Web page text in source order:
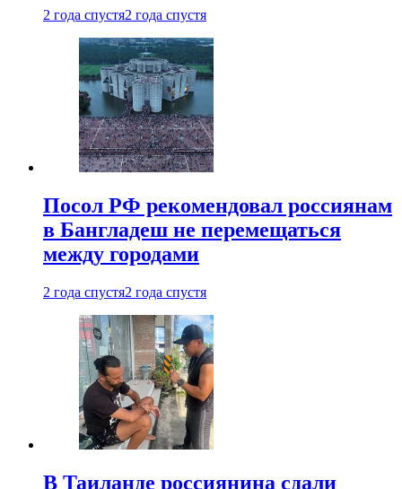
2 года спустя2 года спустя
Посол РФ рекомендовал россиянам
в Бангладеш не перемещаться
между городами
2 года спустя2 года спустя
В Таиланде россиянина сдали